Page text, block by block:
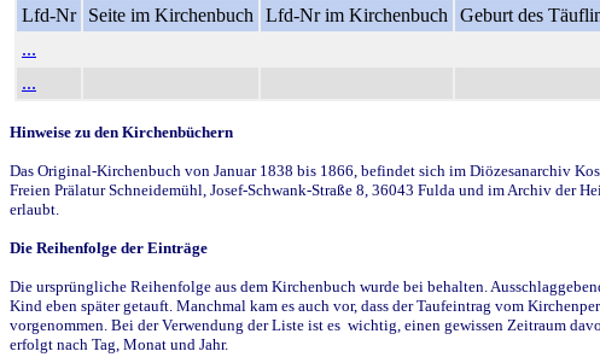
Lfd-Nr
Seite im Kirchenbuch Lfd-Nr im Kirchenbuch Geburt des
...
...
Hinweise zu den Kirchenbüchern
Das Original-Kirchenbuch von Januar 1838 bis 1866, befindet sich im Diözesanarchiv
Freien Prälatur Schneidemühl, Josef-Schwank-Straße 8, 36043 Fulda und im Archiv der
erlaubt.
Die Reihenfolge der Einträge
Die ursprüngliche Reihenfolge aus dem Kirchenbuch wurde bei behalten.
Kind eben später getauft. Manchmal kam es auch vor, dass der Taufeintrag vom
vorgenommen. Bei der Verwendung der Liste ist es wichtig, einen gewissen Zeitraum
erfolgt nach Tag, Monat und Jahr.